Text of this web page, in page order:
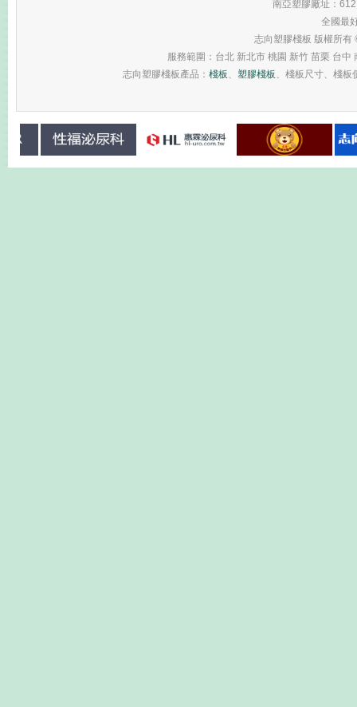
南亞塑膠廠址：
全國最
志向塑膠棧板 版權所
服務範圍：台北 新北市 桃園 新竹 苗栗 台
志向塑膠棧板產品： 棧板、 塑膠棧板、棧板尺寸、棧板